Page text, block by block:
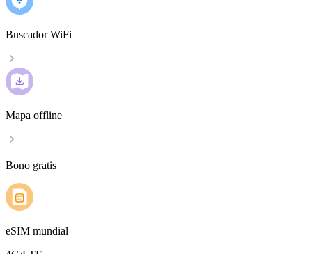
Buscador WiFi
Mapa offline
Bono gratis
eSIM mundial